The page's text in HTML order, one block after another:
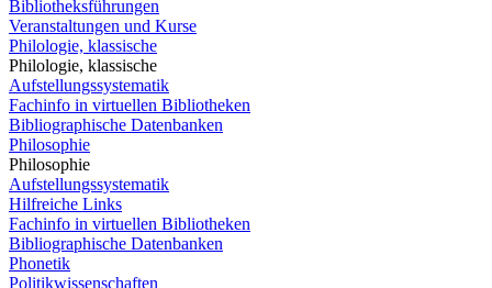
Bibliotheksführungen
Veranstaltungen und Kurse
Philologie, klassische
Philologie, klassische
Aufstellungssystematik
Fachinfo in virtuellen Bibliotheken
Bibliographische Datenbanken
Philosophie
Philosophie
Aufstellungssystematik
Hilfreiche Links
Fachinfo in virtuellen Bibliotheken
Bibliographische Datenbanken
Phonetik
Politikwissenschaften